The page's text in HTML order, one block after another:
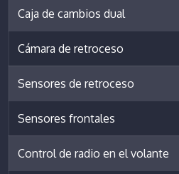
Caja de cambios dual
Cámara de retroceso
Sensores de retroceso
Sensores frontales
Control de radio en el volante